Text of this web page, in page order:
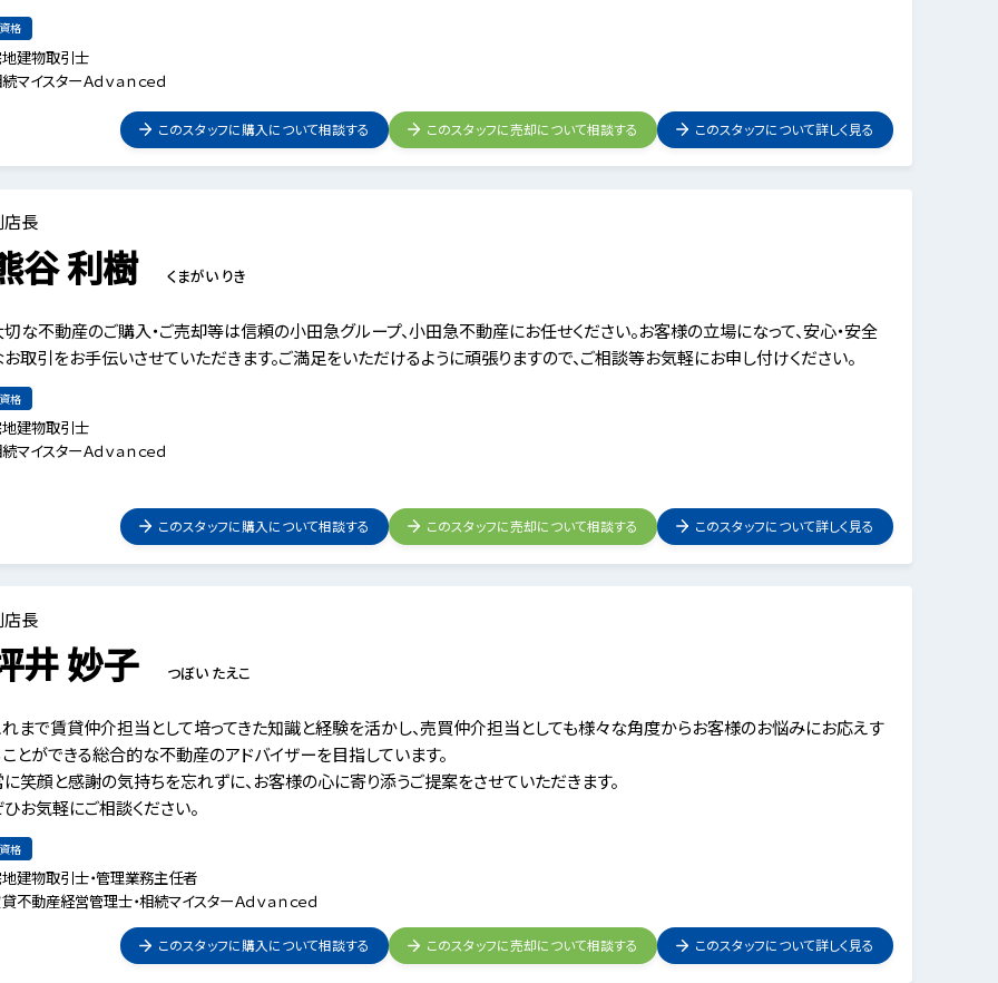
格
建物取引士
マイスターＡｄｖａｎｃｅｄ
このスタッフに購入について相談する このスタッフに売却について相談する このスタッフについて詳しく見る
長
谷 利樹 くまがい りき
な不動産のご購入・ご売却等は信頼の小田急グループ、小田急不動産にお任せください。お客様の立場になって、安心・安全
取引をお手伝いさせていただきます。ご満足をいただけるように頑張りますので、ご相談等お気軽にお申し付けください。
格
建物取引士
マイスターＡｄｖａｎｃｅｄ
このスタッフに購入について相談する このスタッフに売却について相談する このスタッフについて詳しく見る
長
井 妙子 つぼい たえこ
まで賃貸仲介担当として培ってきた知識と経験を活かし、売買仲介担当としても様々な角度からお客様のお悩みにお応えす
とができる総合的な不動産のアドバイザーを目指しています。
笑顔と感謝の気持ちを忘れずに、お客様の心に寄り添うご提案をさせていただきます。
お気軽にご相談ください。
格
建物取引士・管理業務主任者
不動産経営管理士・相続マイスターＡｄｖａｎｃｅｄ
このスタッフに購入について相談する このスタッフに売却について相談する このスタッフについて詳しく見る